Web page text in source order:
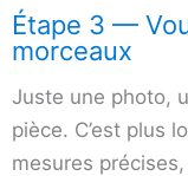
Étape 3 —
morceaux
Juste une photo,
pièce. C’est plus
mesures